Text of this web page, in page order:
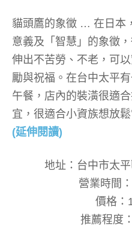
貓頭鷹的象徵 … 在日本
意義及「智慧」的象徵
伸出不苦勞、不老，可
勵與祝福。在台中太平
午餐，店內的裝潢很適
宜，很適合小資族想放
(延伸閱讀)
地址：台中市太
營業時間
價格：
推薦程度：